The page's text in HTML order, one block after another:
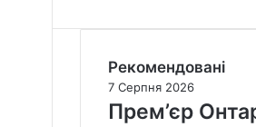
Рекомендовані
7 Серпня 2026
Прем’єр